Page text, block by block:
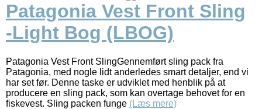
Patagonia Vest Front Sling
-Light Bog (LBOG)
Patagonia Vest Front SlingGennemført sling pack fra
Patagonia, med nogle lidt anderledes smart detaljer, end vi
har set før. Denne taske er udviklet med henblik på at
producere en sling pack, som kan overtage behovet for en
fiskevest. Sling packen funge (Læs mere)